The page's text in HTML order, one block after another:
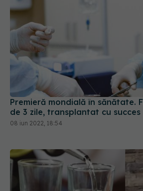
Premieră mondială în sănătate.
de 3 zile, transplantat cu succes
08 iun 2022, 18:54